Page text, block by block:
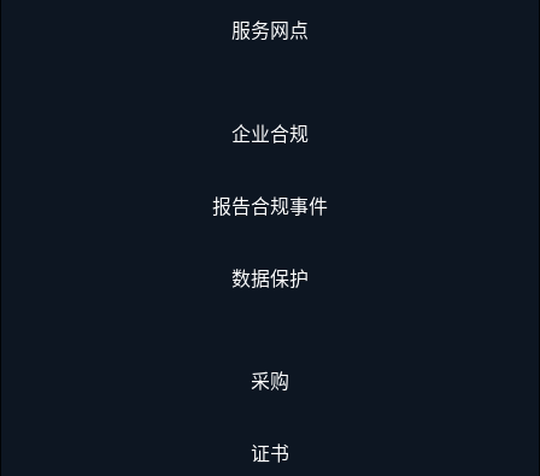
服务网点
企业合规
报告合规事件
数据保护
采购
证书